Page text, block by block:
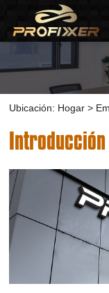
Ubicación: Hogar >
Introducción